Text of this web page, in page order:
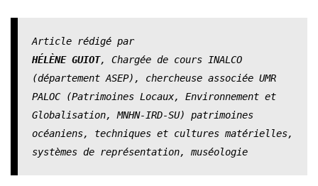
Article rédigé par
HÉLÈNE GUIOT, Chargée de cours INALCO
(département ASEP), chercheuse associée UMR
PALOC (Patrimoines Locaux, Environnement et
Globalisation, MNHN-IRD-SU) patrimoines
océaniens, techniques et cultures matérielles,
systèmes de représentation, muséologie